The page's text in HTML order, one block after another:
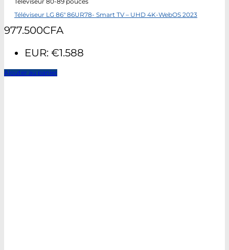
Téléviseur 80-89 pouces
Téléviseur LG 86″ 86UR78- Smart TV – UHD 4K-WebOS 2023
977.500CFA
EUR: €1.588
Ajouter au panier